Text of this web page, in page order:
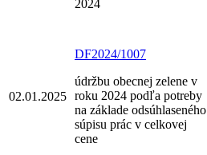
2024
02.01.2025
DF2024/1007
údržbu obecnej zelene v
roku 2024 podľa potreby
na základe odsúhlaseného
súpisu prác v celkovej
cene